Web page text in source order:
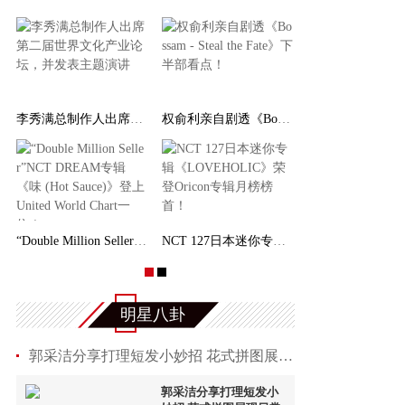
李秀满总制作人出席第二届世界文化产业论坛，并发 权俞利亲自剧透《Bossam - Steal the Fate》下
“Double Million Seller”NCT DREAM专辑《味 ( NCT 127日本迷你专辑《LOVEHOLIC》荣登Oricon专
明星八卦
郭采洁分享打理短发小妙招 花式拼图展现日常趣
郭采洁分享打理短发小